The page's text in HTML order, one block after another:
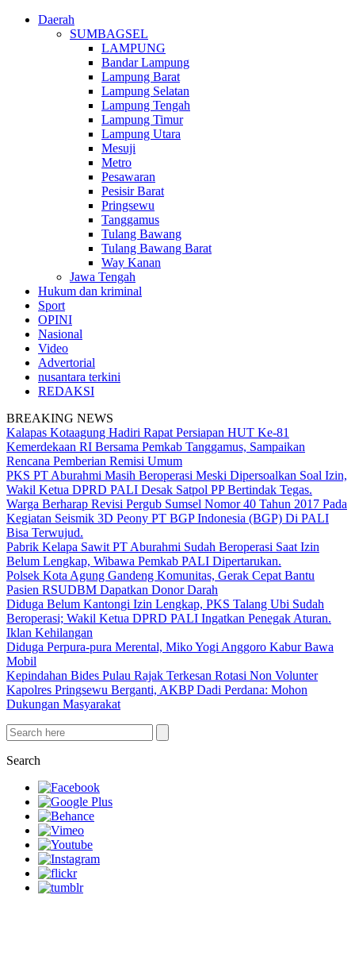
Daerah
SUMBAGSEL
LAMPUNG
Bandar Lampung
Lampung Barat
Lampung Selatan
Lampung Tengah
Lampung Timur
Lampung Utara
Mesuji
Metro
Pesawaran
Pesisir Barat
Pringsewu
Tanggamus
Tulang Bawang
Tulang Bawang Barat
Way Kanan
Jawa Tengah
Hukum dan kriminal
Sport
OPINI
Nasional
Video
Advertorial
nusantara terkini
REDAKSI
BREAKING NEWS
Kalapas Kotaagung Hadiri Rapat Persiapan HUT Ke-81
Kemerdekaan RI Bersama Pemkab Tanggamus, Sampaikan
Rencana Pemberian Remisi Umum
PKS PT Aburahmi Masih Beroperasi Meski Dipersoalkan Soal Izin,
Wakil Ketua DPRD PALI Desak Satpol PP Bertindak Tegas.
Warga Berharap Revisi Pergub Sumsel Nomor 40 Tahun 2017 Pada
Kegiatan Seismik 3D Peony PT BGP Indonesia (BGP) Di PALI
Bisa Terwujud.
Pabrik Kelapa Sawit PT Aburahmi Sudah Beroperasi Saat Izin
Belum Lengkap, Wibawa Pemkab PALI Dipertarukan.
Polsek Kota Agung Gandeng Komunitas, Gerak Cepat Bantu
Pasien RSUDBM Dapatkan Donor Darah
Diduga Belum Kantongi Izin Lengkap, PKS Talang Ubi Sudah
Beroperasi; Wakil Ketua DPRD PALI Ingatkan Penegak Aturan.
Iklan Kehilangan
Diduga Perpura-pura Merental, Miko Yogi Anggoro Kabur Bawa
Mobil
Kepindahan Bides Pulau Rajak Terkesan Rotasi Non Volunter
Kapolres Pringsewu Berganti, AKBP Dadi Perdana: Mohon
Dukungan Masyarakat
Search